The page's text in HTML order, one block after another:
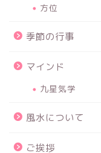
方位
季節の行事
マインド
九星気学
風水について
ご挨拶